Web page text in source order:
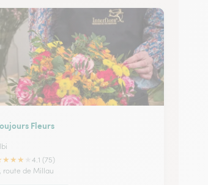
Fleurs
★★★
4.1 (75)
route de Millau